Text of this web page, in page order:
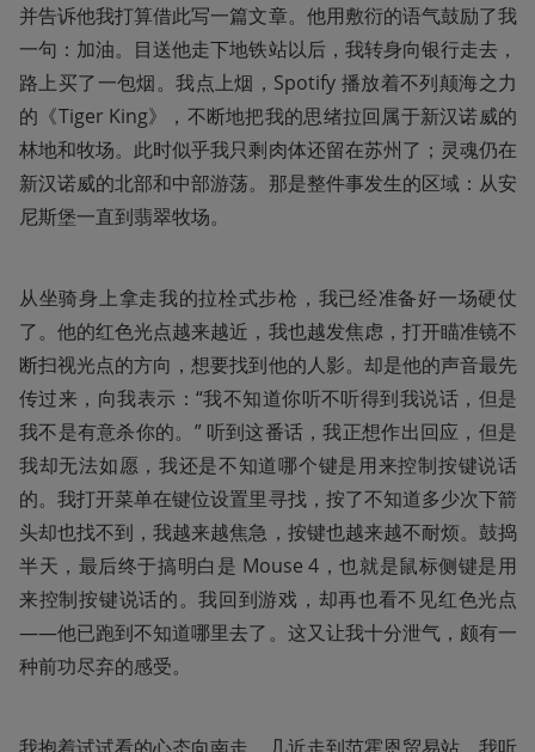
并告诉他我打算借此写一篇文章。他用敷衍的语气鼓励了我
一句：加油。目送他走下地铁站以后，我转身向银行走去，
路上买了一包烟。我点上烟，Spotify 播放着不列颠海之力
的《Tiger King》，不断地把我的思绪拉回属于新汉诺威的
林地和牧场。此时似乎我只剩肉体还留在苏州了；灵魂仍在
新汉诺威的北部和中部游荡。那是整件事发生的区域：从安
尼斯堡一直到翡翠牧场。
从坐骑身上拿走我的拉栓式步枪，我已经准备好一场硬仗
了。他的红色光点越来越近，我也越发焦虑，打开瞄准镜不
断扫视光点的方向，想要找到他的人影。却是他的声音最先
传过来，向我表示：“我不知道你听不听得到我说话，但是
我不是有意杀你的。” 听到这番话，我正想作出回应，但是
我却无法如愿，我还是不知道哪个键是用来控制按键说话
的。我打开菜单在键位设置里寻找，按了不知道多少次下箭
头却也找不到，我越来越焦急，按键也越来越不耐烦。鼓捣
半天，最后终于搞明白是 Mouse 4，也就是鼠标侧键是用
来控制按键说话的。我回到游戏，却再也看不见红色光点
——他已跑到不知道哪里去了。这又让我十分泄气，颇有一
种前功尽弃的感受。